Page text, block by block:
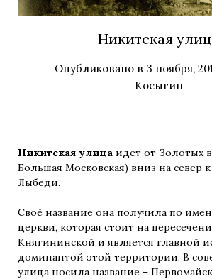
Никитская
Опубликовано в 3 ноября,
Косыгин
Никитская улица идет от Золотых
Большая Московская) вниз на север
Лыбеди.
Своё название она получила по
церкви, которая стоит на
Княгининской и является главной
доминантой этой территории. В
улица носила название –